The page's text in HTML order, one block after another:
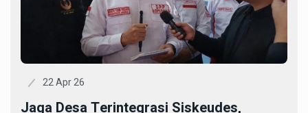
22 Apr 26
Jaga Desa Terintegrasi Siskeudes,